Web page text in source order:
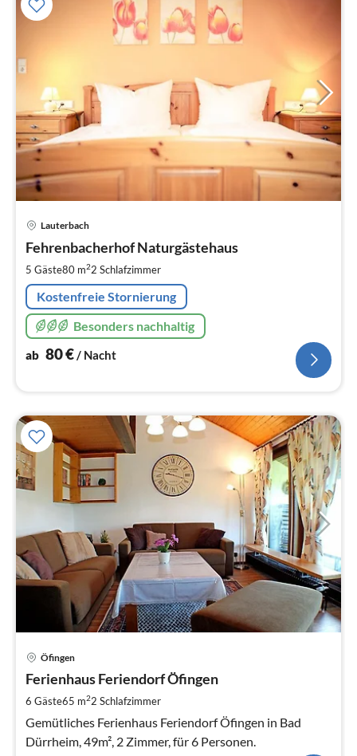
Lauterbach
Fehrenbacherhof Naturgästehaus
5 Gäste80 m22 Schlafzimmer
Kostenfreie Stornierung
Besonders nachhaltig
ab 80€/ Nacht
Öfingen
Ferienhaus Feriendorf Öfingen
6 Gäste65 m22 Schlafzimmer
Gemütliches Ferienhaus Feriendorf Öfingen in Bad
Dürrheim, 49m², 2 Zimmer, für 6 Personen.